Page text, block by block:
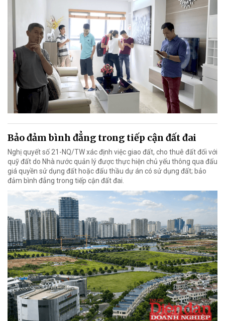
Bảo đảm bình đẳng trong tiếp cận đất đai
Nghị quyết số 21-NQ/TW xác định việc giao đất, cho thuê đất đối với
quỹ đất do Nhà nước quản lý được thực hiện chủ yếu thông qua đấu
giá quyền sử dụng đất hoặc đấu thầu dự án có sử dụng đất; bảo
đảm bình đẳng trong tiếp cận đất đai.